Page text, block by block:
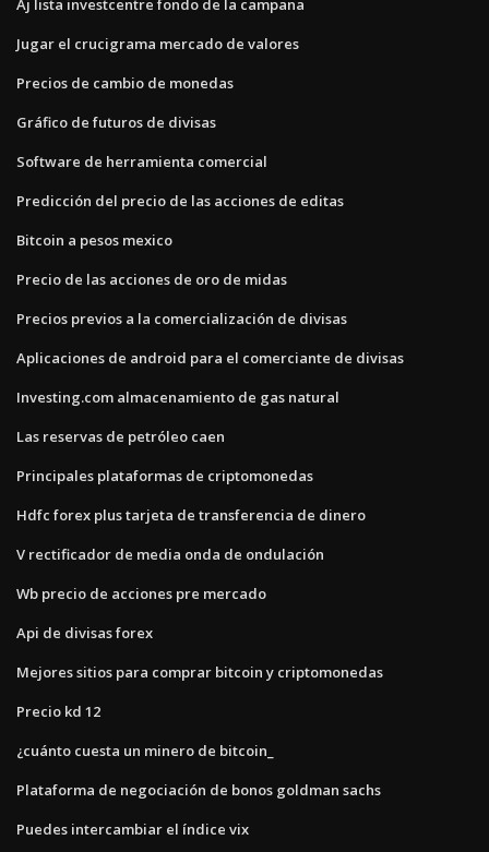
Aj lista investcentre fondo de la campana
Jugar el crucigrama mercado de valores
Precios de cambio de monedas
Gráfico de futuros de divisas
Software de herramienta comercial
Predicción del precio de las acciones de editas
Bitcoin a pesos mexico
Precio de las acciones de oro de midas
Precios previos a la comercialización de divisas
Aplicaciones de android para el comerciante de divisas
Investing.com almacenamiento de gas natural
Las reservas de petróleo caen
Principales plataformas de criptomonedas
Hdfc forex plus tarjeta de transferencia de dinero
V rectificador de media onda de ondulación
Wb precio de acciones pre mercado
Api de divisas forex
Mejores sitios para comprar bitcoin y criptomonedas
Precio kd 12
¿cuánto cuesta un minero de bitcoin_
Plataforma de negociación de bonos goldman sachs
Puedes intercambiar el índice vix